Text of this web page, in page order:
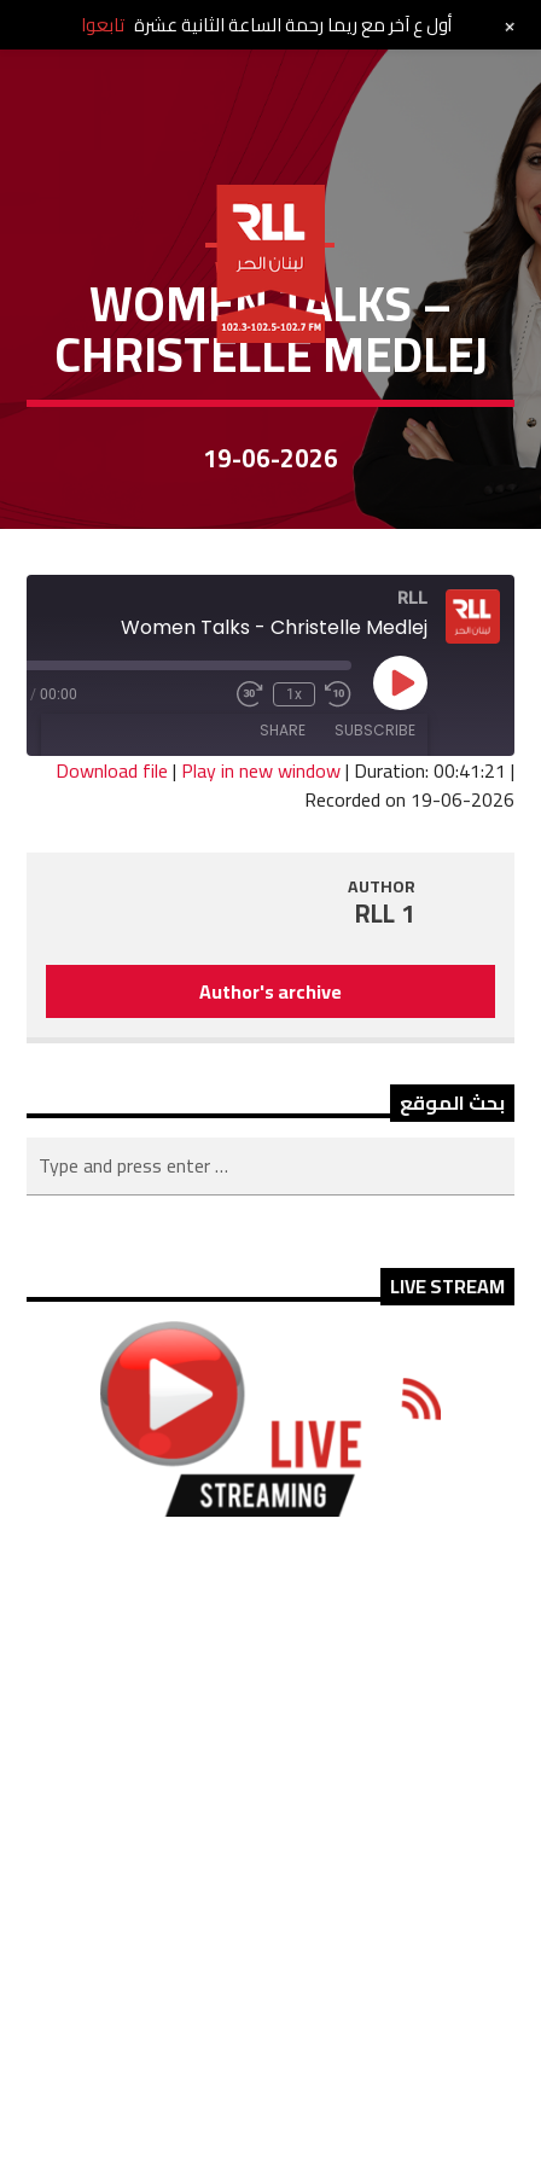
WOMEN TALKS
WOMEN TALKS –
CHRISTELLE MEDLEJ
19-06-2026
RLL
Women Talks - Christelle Medlej
Play
Episode
Rewind
10
Seconds
1x
Fast
seconds
00:00
/
SUBSCRIBE
SHARE
SHARE
Download file| Play in new window| Duration: 00:41:21 |
Recorded on 19-06-2026
AUTHOR
RLL 1
Author's archive
بحث الموقع
LIVE STREAM
أول ع آخر مع ريما رحمة الساعة الثانية عشرة تابعوا +